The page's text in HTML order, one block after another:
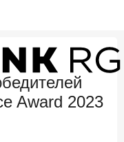
ИССЛЕДОВАНИЕ
кредитов
Award 2023